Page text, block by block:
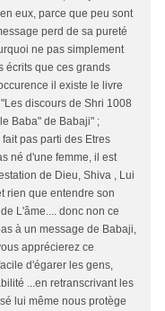
eux, parce que peu sont
perd de sa pureté
ne pas simplement
écrits que ces grands
il existe le livre
discours de Shri 1008
Baba" de Babaji" ;
pas parti des Etres
né d'une femme, il est
de Dieu, Shiva , Lui
rien que entendre son
L'âme.... donc non ce
à un message de Babaji,
apprécierez ce
d'égarer les gens,
...en retranscrivant les
lui même nous protège